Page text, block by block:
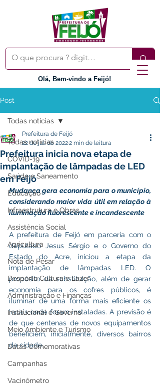
Olá, Bem-vindo a Feijó!
Post
Todas notícias
COVID-19
Saúde e Saneamento
Educação
Infraestrutura e Obras
Assistência Social
Agricultura
Nota de Pesar
Desporto Cultura e Lazer
Administração e Finanças
Institucional e Governo
Meio Ambiente e Turismo
Datas Comemorativas
Campanhas
Vacinômetro
Todas notícias
Prefeitura inicia nova etapa de
implantação de lâmpadas de LED
em Feijó
Prefeitura de Feijó
22 de jul. de 20222 min de leitura
Mudança gera economia para o município,
considerando maior vida útil em relação à
iluminação fluorescente e incandescente
A prefeitura de Feijó em parceria com o
deputado Jesus Sérgio e o Governo do
Estado do Acre, iniciou a etapa da
implantação de lâmpadas LED. O
propósito da substituição, além de gerar
economia para os cofres públicos, é
iluminar de uma forma mais eficiente os
locais onde foram instaladas. A previsão é
de que centenas de novos equipamentos
beneficiem, inicialmente, diversos bairros
da cidade.